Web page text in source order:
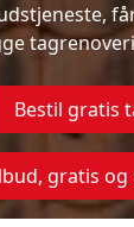
Bestil gratis
gratis